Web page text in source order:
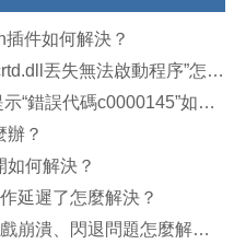
件如何解決？
Win7系統打開程序顯示“msvcrtd.dll丟失無法啟動程序”怎麼解決
Win7打開ie浏覽器出現藍屏提示“錯誤代碼c0000145”如何解決？
辦？
何解決？
延遲了怎麼解決？
Win10系統中運行英雄聯盟游戲崩潰、閃退問題怎麼解決？